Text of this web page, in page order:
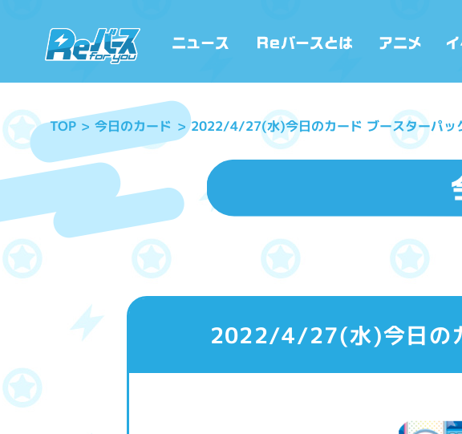
TOP 今日のカード 2022/4/27(水)今日のカード ブースターパッ
2022/4/27(水)今日のカ